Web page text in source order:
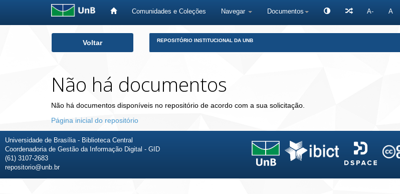
Comunidades e Coleções Navegar Documentos A- A
Voltar REPOSITÓRIO INSTITUCIONAL DA UNB
Não há documentos
Não há documentos disponíveis no repositório de acordo com a sua solicitação.
Página inicial do repositório
Universidade de Brasília - Biblioteca Central
Coordenadoria de Gestão da Informação Digital - GID
(61) 3107-2683
repositorio@unb.br